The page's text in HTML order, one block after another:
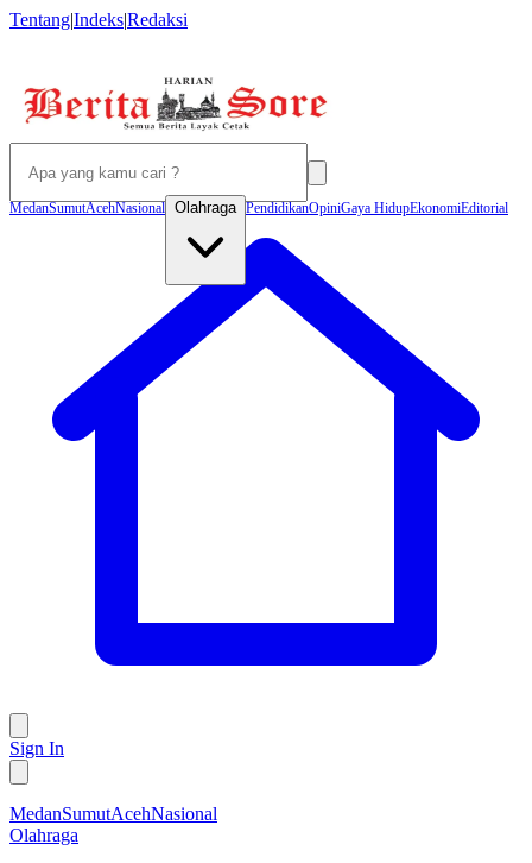
Tentang|Indeks|Redaksi
MedanSumutAcehNasional Olahraga PendidikanOpiniGaya HidupEkonomiEditorial
Sign In
MedanSumutAcehNasional
Olahraga